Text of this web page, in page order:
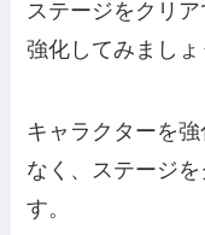
ステージをクリ
強化してみましょ
キャラクターを
なく、ステージ
す。